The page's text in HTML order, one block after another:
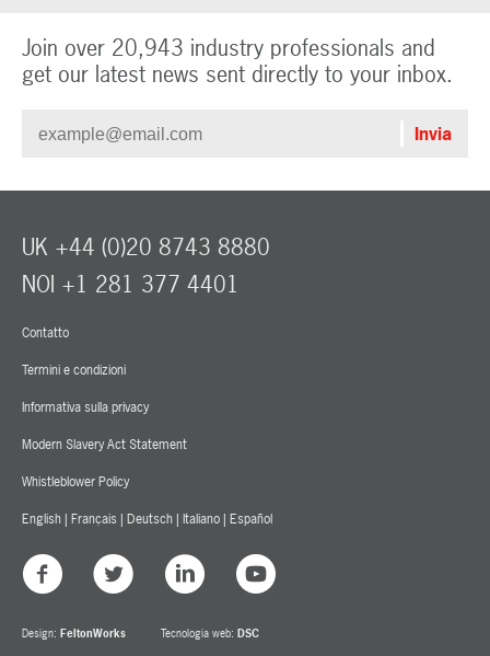
Join over 20,943 industry professionals and
get our latest news sent directly to your inbox.
Contatto
Termini e condizioni
Informativa sulla privacy
Modern Slavery Act Statement
Whistleblower Policy
English | Français | Deutsch | Italiano | Español
UK +44 (0)20 8743 8880
NOI +1 281 377 4401
Design: FeltonWorks Tecnologia web: DSC